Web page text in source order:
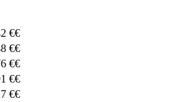
€€
€€
€€
€€
€€